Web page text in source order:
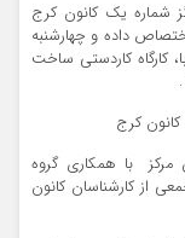
شماره یک کانون کرج
داده و چهارشنبه
بابا، کارگاه کاردستی‌ ساخت
ابن مرکز با همکاری گروه
از کارشناسان کانون